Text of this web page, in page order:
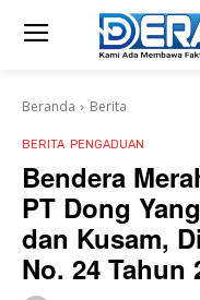
Beranda Berita
BERITA PENGADUAN
Bendera
PT Dong
dan Kusam,
No. 24 Tahun